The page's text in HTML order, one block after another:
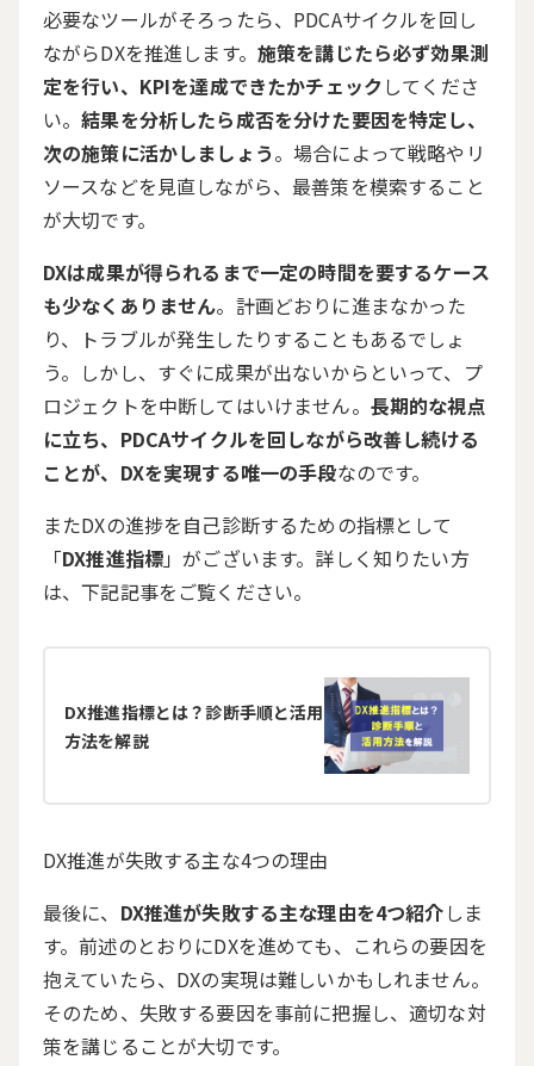
必要なツールがそろったら、 PDCAサイクルを回し
ながらDXを推進します。 施策を講じたら必ず効果測
定を行い、KPIを達成できたかチェックしてくださ
い。結果を分析したら成否を分けた要因を特定し、
次の施策に活かしましょう。場合によって戦略やリ
ソースなどを見直しながら、最善策を模索すること
が大切です。
DXは成果が得られるまで一定の時間を要するケース
も少なくありません。計画どおりに進まなかった
り、トラブルが発生したりすることもあるでしょ
う。しかし、すぐに成果が出ないからといって、プ
ロジェクトを中断してはいけません。 長期的な視点
に立ち、PDCAサイクルを回しながら改善し続ける
ことが、DXを実現する唯一の手段なのです。
またDXの進捗を自己診断するための指標として
「DX推進指標」がございます。詳しく知りたい方
は、下記記事をご覧ください。
DX推進指標とは？診断手順と活用
方法を解説
DX推進が失敗する主な4つの理由
最後に、 DX推進が失敗する主な理由を4つ紹介しま
す。前述のとおりにDXを進めても、これらの要因を
抱えていたら、 DXの実現は難しいかもしれません。
そのため、失敗する要因を事前に把握し、適切な対
策を講じることが大切です。